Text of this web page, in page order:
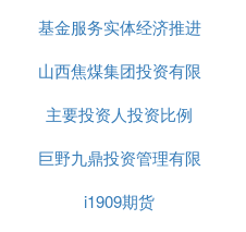
价值型基金传奇人物。
传奇人物，1975年加入
始成为共同股份基金(Mut
Robertson）——避险基
基金服务实体经济推进
会议
山西焦煤集团投资有限
公司董事长
主要投资人投资比例
巨野九鼎投资管理有限
公司
i1909期货